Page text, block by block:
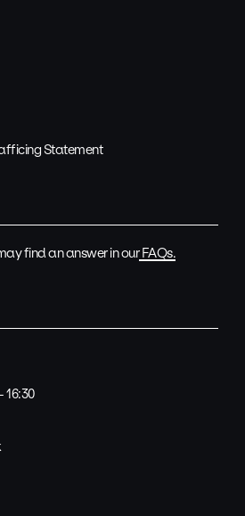
Statement
find an answer in ourFAQs.
16:30